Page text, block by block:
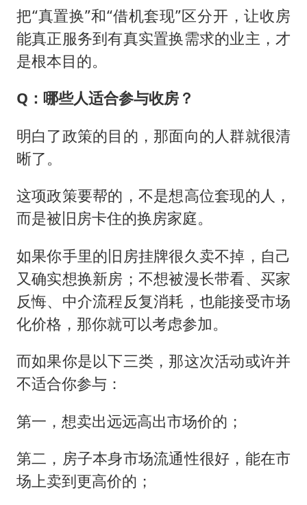
把“真置换”和“借机套现”区分开，让收房
能真正服务到有真实置换需求的业主，才
是根本目的。
Q：哪些人适合参与收房？
明白了政策的目的，那面向的人群就很清
晰了。
这项政策要帮的，不是想高位套现的人，
而是被旧房卡住的换房家庭。
如果你手里的旧房挂牌很久卖不掉，自己
又确实想换新房；不想被漫长带看、买家
反悔、中介流程反复消耗，也能接受市场
化价格，那你就可以考虑参加。
而如果你是以下三类，那这次活动或许并
不适合你参与：
第一，想卖出远远高出市场价的；
第二，房子本身市场流通性很好，能在市
场上卖到更高价的；